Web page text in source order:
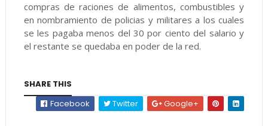
compras de raciones de alimentos, combustibles y
en nombramiento de policias y militares a los cuales
se les pagaba menos del 30 por ciento del salario y
el restante se quedaba en poder de la red.
SHARE THIS
Facebook
Twitter Google+